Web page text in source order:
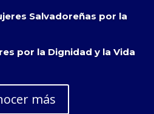
Salvadoreñas por la
por la Dignidad y la Vida
más